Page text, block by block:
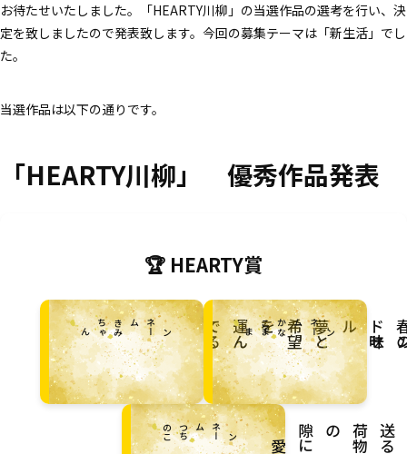
お待たせいたしました。「HEARTY川柳」の当選作品の選考を行い、決
定を致しましたので発表致します。今回の募集テーマは「新生活」でし
た。
当選作品は以下の通りです。
「HEARTY川柳」 優秀作品発表
🏆 HEARTY賞
ペ
ン ネ
ー ム
： き
み ち
ゃん る ペ
ン ネ
ー ム
： か
な こ
まま
じ
て
さ
ひ
く
の味
ペ
ン
ネ
ー
ム
：
つ
ち
の
こ
立
子
る
物
に愛